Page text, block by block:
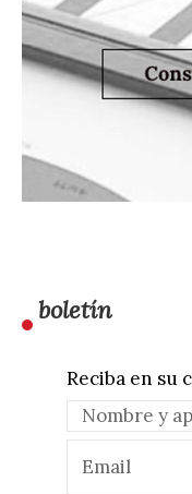
boletín
Reciba en su